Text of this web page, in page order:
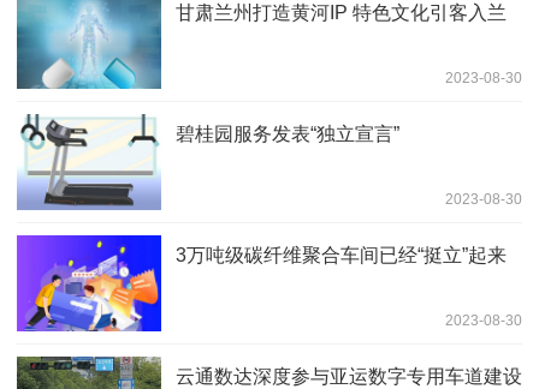
甘肃兰州打造黄河IP 特色文化引客入兰
2023-08-30
碧桂园服务发表“独立宣言”
2023-08-30
3万吨级碳纤维聚合车间已经“挺立”起来
2023-08-30
云通数达深度参与亚运数字专用车道建设